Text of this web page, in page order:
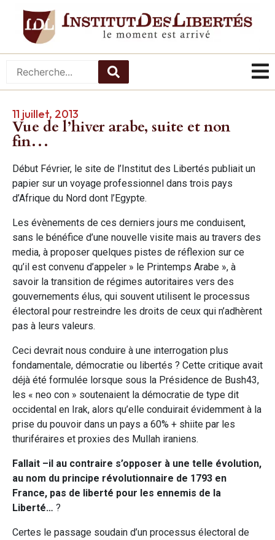
11 juillet, 2013
Vue de l’hiver arabe, suite et non
fin…
Début Février, le site de l’Institut des Libertés publiait un
papier sur un voyage professionnel dans trois pays
d’Afrique du Nord dont l’Egypte.
Les évènements de ces derniers jours me conduisent,
sans le bénéfice d’une nouvelle visite mais au travers des
media, à proposer quelques pistes de réflexion sur ce
qu’il est convenu d’appeler » le Printemps Arabe », à
savoir la transition de régimes autoritaires vers des
gouvernements élus, qui souvent utilisent le processus
électoral pour restreindre les droits de ceux qui n’adhèrent
pas à leurs valeurs.
Ceci devrait nous conduire à une interrogation plus
fondamentale, démocratie ou libertés ? Cette critique avait
déjà été formulée lorsque sous la Présidence de Bush43,
les « neo con » soutenaient la démocratie de type dit
occidental en Irak, alors qu’elle conduirait évidemment à la
prise du pouvoir dans un pays a 60% + shiite par les
thuriféraires et proxies des Mullah iraniens.
Fallait –il au contraire s’opposer à une telle évolution,
au nom du principe révolutionnaire de 1793 en
France, pas de liberté pour les ennemis de la
Liberté… ?
Certes le passage soudain d’un processus électoral de